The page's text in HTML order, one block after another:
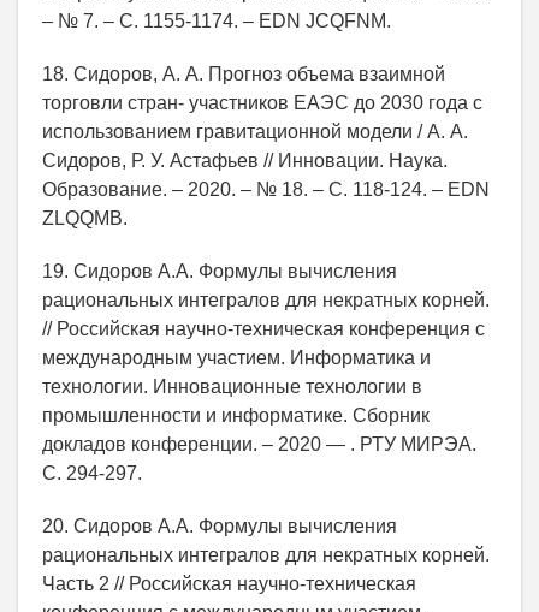
– № 7. – С. 1155-1174. – EDN JCQFNM.
18. Сидоров, А. А. Прогноз объема взаимной
торговли стран- участников ЕАЭС до 2030 года с
использованием гравитационной модели / А. А.
Сидоров, Р. У. Астафьев // Инновации. Наука.
Образование. – 2020. – № 18. – С. 118-124. – EDN
ZLQQMB.
19. Сидоров А.А. Формулы вычисления
рациональных интегралов для некратных корней.
// Российская научно-техническая конференция с
международным участием. Информатика и
технологии. Инновационные технологии в
промышленности и информатике. Сборник
докладов конференции. – 2020 — . РТУ МИРЭА.
С. 294-297.
20. Сидоров А.А. Формулы вычисления
рациональных интегралов для некратных корней.
Часть 2 // Российская научно-техническая